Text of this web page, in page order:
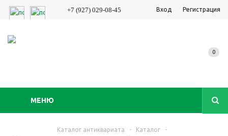
+7 (927) 029-08-45 Вход Регистрация
МЕНЮ
0
Каталог антиквариата - Каталог
-